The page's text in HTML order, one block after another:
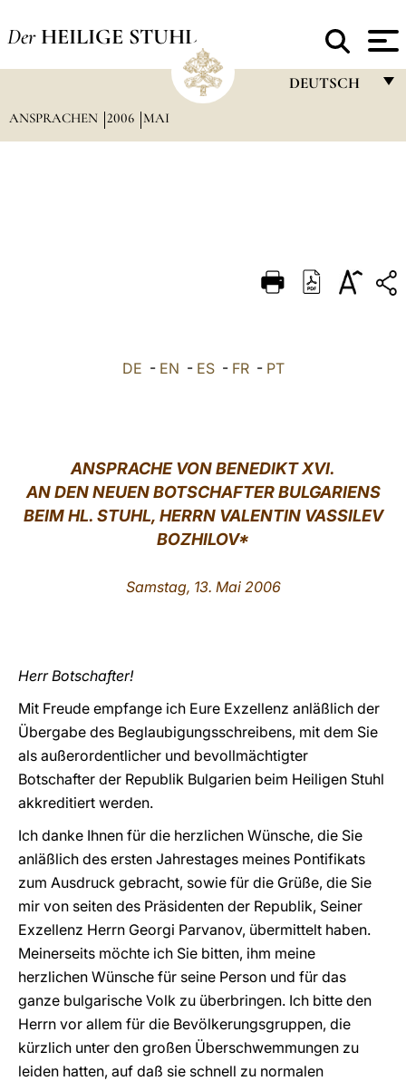
Der HEILIGE STUHL
DEUTSCH
DEUTSCH
ANSPRACHEN 2006 MAI
DE - EN - ES- FR- PT
ANSPRACHE VON BENEDIKT XVI.
AN DEN NEUEN BOTSCHAFTER BULGARIENS
BEIM HL. STUHL, HERRN VALENTIN VASSILEV
BOZHILOV*
Samstag, 13. Mai 2006
Herr Botschafter!
Mit Freude empfange ich Eure Exzellenz anläßlich der
Übergabe des Beglaubigungsschreibens, mit dem Sie
als außerordentlicher und bevollmächtigter
Botschafter der Republik Bulgarien beim Heiligen Stuhl
akkreditiert werden.
Ich danke Ihnen für die herzlichen Wünsche, die Sie
anläßlich des ersten Jahrestages meines Pontifikats
zum Ausdruck gebracht, sowie für die Grüße, die Sie
mir von seiten des Präsidenten der Republik, Seiner
Exzellenz Herrn Georgi Parvanov, übermittelt haben.
Meinerseits möchte ich Sie bitten, ihm meine
herzlichen Wünsche für seine Person und für das
ganze bulgarische Volk zu überbringen. Ich bitte den
Herrn vor allem für die Bevölkerungsgruppen, die
kürzlich unter den großen Überschwemmungen zu
leiden hatten, auf daß sie schnell zu normalen